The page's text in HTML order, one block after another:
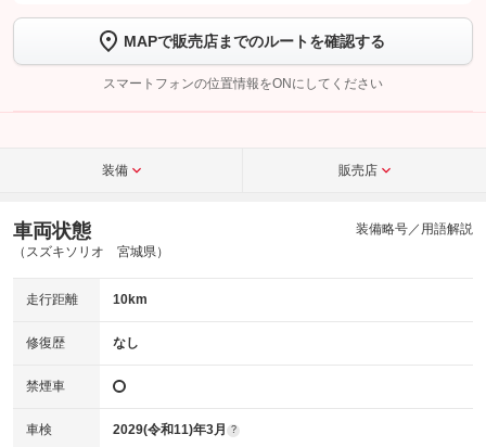
トーク画面で
ボタンをタップして問い合わせを
完了してください。
こちら
MAPで販売店までのルートを確認する
スマートフォンの位置情報をONにしてください
装備 販売店
車両状態
（スズキソリオ 宮城県）
装備略号／用語解説
走行距離 10km
修復歴 なし
禁煙車
車検 2029(令和11)年3月 ?